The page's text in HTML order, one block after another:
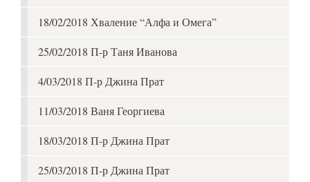
18/02/2018 Хваление “Алфа и Омега”
25/02/2018 П-р Таня Иванова
4/03/2018 П-р Джина Прат
11/03/2018 Ваня Георгиева
18/03/2018 П-р Джина Прат
25/03/2018 П-р Джина Прат